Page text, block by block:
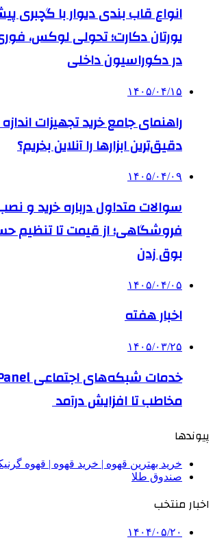
انواع قاب بندی دیوار با گچبری
یورتان دکارت؛ تحولی لوکس،
در دکوراسیون داخلی
۱۴۰۵/۰۴/۱۵
راهنمای جامع خرید تجهیزات
دقیق‌ترین ابزارها را آنلاین بخریم؟
۱۴۰۵/۰۴/۰۹
سوالات متداول درباره خرید و
فروشگاهی؛ از قیمت تا تنظیم
بوق زدن
۱۴۰۵/۰۴/۰۵
اخبار هفته
۱۴۰۵/۰۳/۲۵
مخاطب تا افزایش درآمد
پیوندها
خرید بهترین قهوه | خرید قهوه | قهوه
صندوق طلا
اخبار منتخب
۱۴۰۴/۰۵/۲۰